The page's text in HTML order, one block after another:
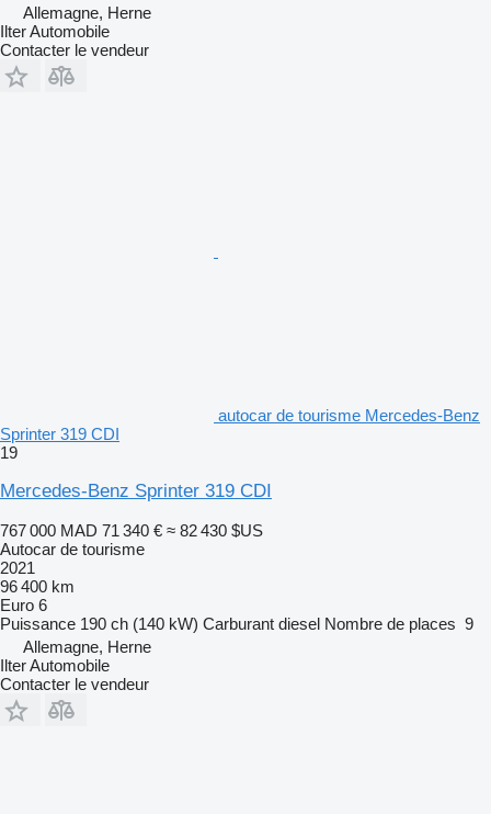
Allemagne, Herne
Ilter Automobile
Contacter le vendeur
autocar de tourisme Mercedes-Benz
Sprinter 319 CDI
19
Mercedes-Benz Sprinter 319 CDI
767 000 MAD 71 340 € ≈ 82 430 $US
Autocar de tourisme
2021
96 400 km
Euro 6
Puissance 190 ch (140 kW) Carburant diesel Nombre de places 9
Allemagne, Herne
Ilter Automobile
Contacter le vendeur